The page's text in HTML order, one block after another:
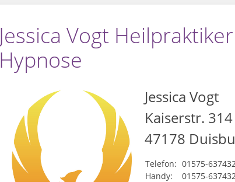
Jessica Vogt
Hypnose
Jessica Vogt
Kaiserstr. 314
47178
Telefon: 01575-
Handy:
01575-